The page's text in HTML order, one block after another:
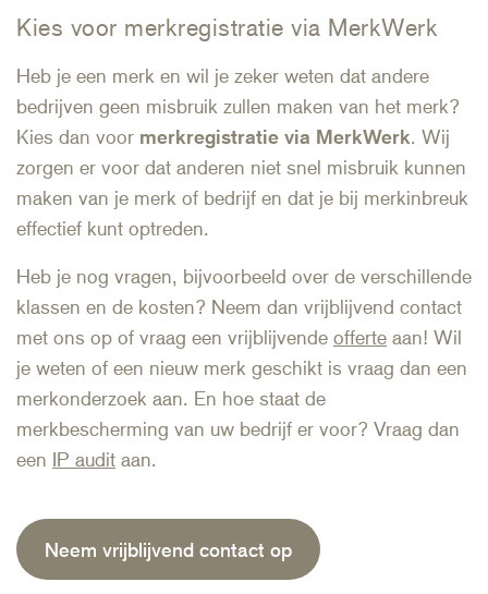
Kies voor merkregistratie via MerkWerk
Heb je een merk en wil je zeker weten dat andere
bedrijven geen misbruik zullen maken van het merk?
Kies dan voor merkregistratie via MerkWerk. Wij
zorgen er voor dat anderen niet snel misbruik kunnen
maken van je merk of bedrijf en dat je bij merkinbreuk
effectief kunt optreden.
Heb je nog vragen, bijvoorbeeld over de verschillende
klassen en de kosten? Neem dan vrijblijvend contact
met ons op of vraag een vrijblijvende offerte aan! Wil
je weten of een nieuw merk geschikt is vraag dan een
merkonderzoek aan. En hoe staat de
merkbescherming van uw bedrijf er voor? Vraag dan
een IP audit aan.
Neem vrijblijvend contact op